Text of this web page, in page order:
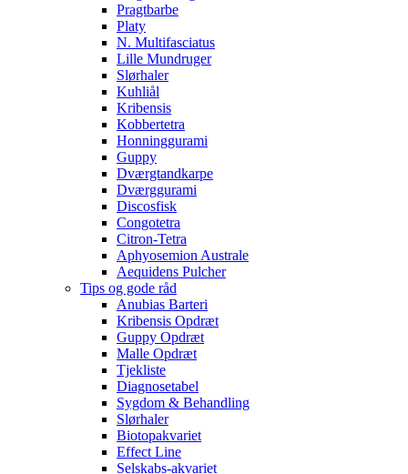
Pragtbarbe
Platy
N. Multifasciatus
Lille Mundruger
Slørhaler
Kuhliål
Kribensis
Kobbertetra
Honninggurami
Guppy
Dværgtandkarpe
Dværggurami
Discosfisk
Congotetra
Citron-Tetra
Aphyosemion Australe
Aequidens Pulcher
Tips og gode råd
Anubias Barteri
Kribensis Opdræt
Guppy Opdræt
Malle Opdræt
Tjekliste
Diagnosetabel
Sygdom & Behandling
Slørhaler
Biotopakvariet
Effect Line
Selskabs-akvariet